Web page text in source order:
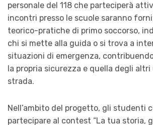
personale del 118 che parteciperà
incontri presso le scuole saranno
teorico-pratiche di primo soccorso,
chi si mette alla guida o si trova a
situazioni di emergenza,
la propria sicurezza e quella degli
strada.
Nell’ambito del progetto, gli studenti
partecipare al contest “La tua storia,